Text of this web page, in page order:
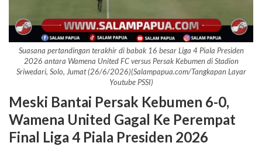
Suasana pertandingan terakhir di babak 16 besar Liga 4 Piala Presiden
2026 antara Wamena United FC versus Persak Kebumen di Stadion
Sriwedari, Solo, Jumat (26/6/2026)(Salampapua.com/Tangkapan Layar
Youtube PSSI)
Meski Bantai Persak Kebumen 6-0,
Wamena United Gagal Ke Perempat
Final Liga 4 Piala Presiden 2026